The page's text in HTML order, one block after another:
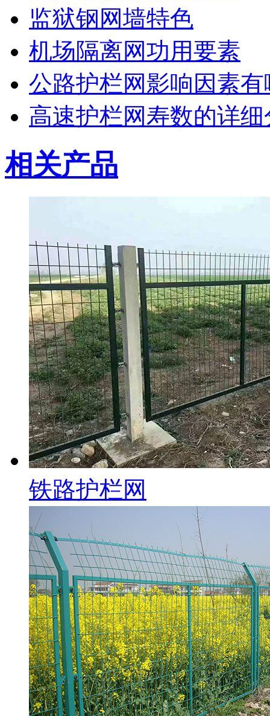
监狱钢网墙特色
机场隔离网功用要素
公路护栏网影响因素
高速护栏网寿数的详细
相关产品
铁路护栏网